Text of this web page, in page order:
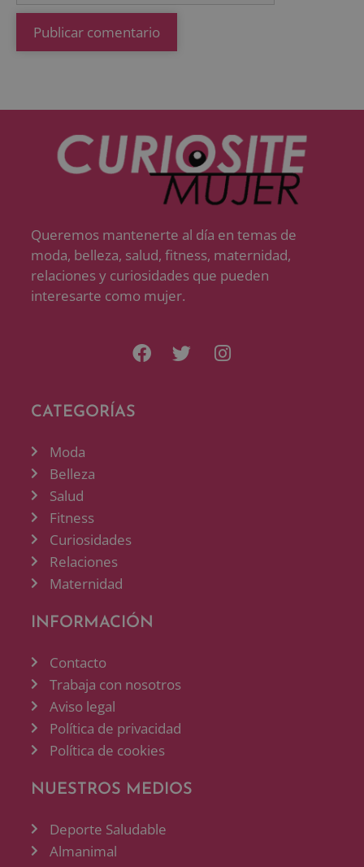
Queremos mantenerte al día en temas de
moda, belleza, salud, fitness, maternidad,
relaciones y curiosidades que pueden
interesarte como mujer.
CATEGORÍAS
Moda
Belleza
Salud
Fitness
Curiosidades
Relaciones
Maternidad
INFORMACIÓN
Contacto
Trabaja con nosotros
Aviso legal
Política de privacidad
Política de cookies
NUESTROS MEDIOS
Deporte Saludable
Almanimal